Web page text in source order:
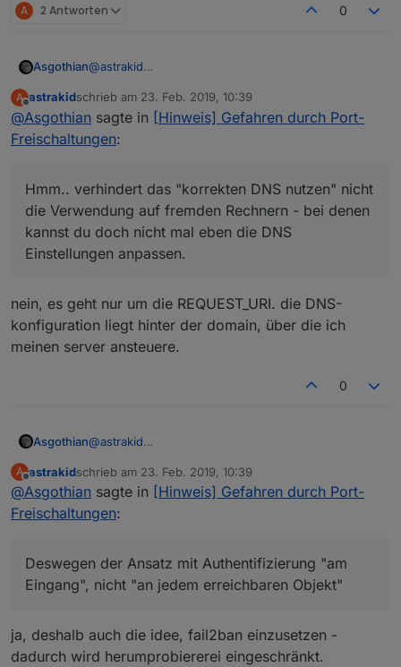
A 2 Antworten 0
Asgothian@astrakid
die Verwendung auf fremden Rechnern - bei denen
kannst du doch nicht mal eben die DNS
Einstellungen anpassen.
Ansonsten stimmt das schon - per IP-Scan oder
Port-Scan sollte der ioBroker nicht "mal eben" zu
finden sein - der Proxy aber schon - was neugierige
Zeitgenossen schon zum Stöbern und/oder nutzen
Authentifizierung "am Eingang", nicht "an jedem
erreichbaren Objekt"
A
Offline
astrakidschrieb am 23. Feb. 2019, 10:39
zuletzt editiert von
@Asgothian sagte in [Hinweis] Gefahren durch Port-
Freischaltungen:
Hmm.. verhindert das "korrekten DNS nutzen" nicht
die Verwendung auf fremden Rechnern - bei denen
kannst du doch nicht mal eben die DNS
Einstellungen anpassen.
nein, es geht nur um die REQUEST_URI. die DNS-
konfiguration liegt hinter der domain, über die ich
meinen server ansteuere.
0
Asgothian@astrakid
die Verwendung auf fremden Rechnern - bei denen
kannst du doch nicht mal eben die DNS
Einstellungen anpassen.
Ansonsten stimmt das schon - per IP-Scan oder
Port-Scan sollte der ioBroker nicht "mal eben" zu
finden sein - der Proxy aber schon - was neugierige
Zeitgenossen schon zum Stöbern und/oder nutzen
Authentifizierung "am Eingang", nicht "an jedem
erreichbaren Objekt"
A
Offline
astrakidschrieb am 23. Feb. 2019, 10:39
zuletzt editiert von
@Asgothian sagte in [Hinweis] Gefahren durch Port-
Freischaltungen:
Deswegen der Ansatz mit Authentifizierung "am
Eingang", nicht "an jedem erreichbaren Objekt"
ja, deshalb auch die idee, fail2ban einzusetzen -
dadurch wird herumprobiererei eingeschränkt.